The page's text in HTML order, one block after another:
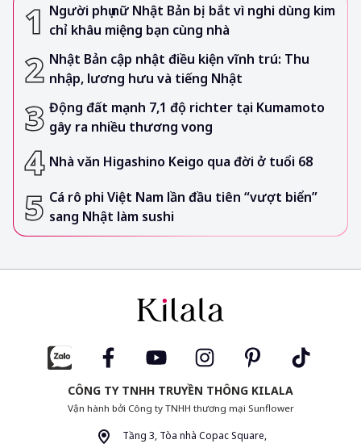
Người phụ nữ Nhật Bản bị bắt vì nghi dùng kim
chỉ khâu miệng bạn cùng nhà
Nhật Bản cập nhật điều kiện vĩnh trú: Thu
nhập, lương hưu và tiếng Nhật
Động đất mạnh 7,1 độ richter tại Kumamoto
gây ra nhiều thương vong
Nhà văn Higashino Keigo qua đời ở tuổi 68
Cá rô phi Việt Nam lần đầu tiên “vượt biển”
sang Nhật làm sushi
CÔNG TY TNHH TRUYỀN THÔNG KILALA
Vận hành bởi Công ty TNHH thương mại Sunflower
Tầng 3, Tòa nhà Copac Square,